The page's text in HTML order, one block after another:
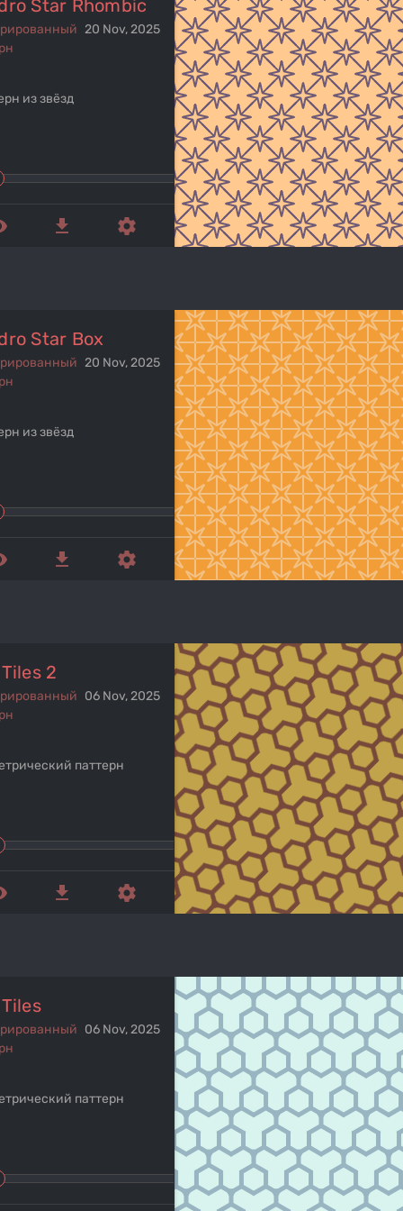
Star Rhombic
20 Nov, 2025
из звёзд
get_app settings
Star Box
20 Nov, 2025
из звёзд
get_app settings
2
06 Nov, 2025
паттерн
get_app settings
06 Nov, 2025
паттерн